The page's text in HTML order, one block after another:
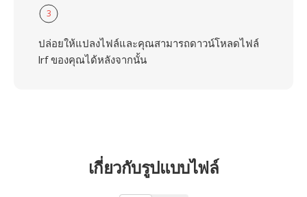
3
ปล่อยให้แปลงไฟล์และคุณสามารถดาวน์โหลดไฟล์
lrf ของคุณได้หลังจากนั้น
เกี่ยวกับรูปแบบไฟล์